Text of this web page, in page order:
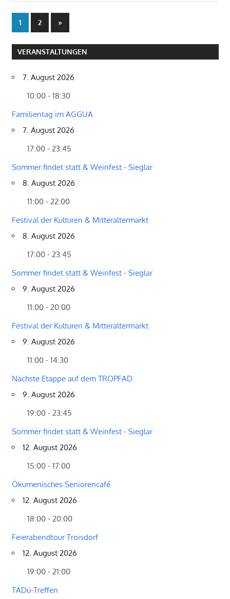
Seitennummerierung
der
Beiträge
1 2
Nächste
Beiträge
»
VERANSTALTUNGEN
7. August 2026
10:00 - 18:30
Familientag im AGGUA
7. August 2026
17:00 - 23:45
Sommer findet statt & Weinfest - Sieglar
8. August 2026
11:00 - 22:00
Festival der Kulturen & Mitteraltermarkt
8. August 2026
17:00 - 23:45
Sommer findet statt & Weinfest - Sieglar
9. August 2026
11:00 - 20:00
Festival der Kulturen & Mitteraltermarkt
9. August 2026
11:00 - 14:30
Nächste Etappe auf dem TROPFAD
9. August 2026
19:00 - 23:45
Sommer findet statt & Weinfest - Sieglar
12. August 2026
15:00 - 17:00
Ökumenisches Seniorencafé
12. August 2026
18:00 - 20:00
Feierabendtour Troisdorf
12. August 2026
19:00 - 21:00
TADü-Treffen